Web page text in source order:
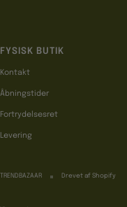
FYSISK BUTIK
Kontakt
Åbningstider
Fortrydelsesret
Levering
TRENDBAZAAR Drevet af Shopify